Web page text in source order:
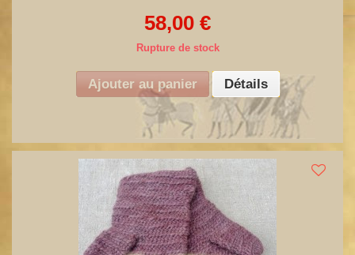
58,00 €
Rupture de stock
Ajouter au panier Détails